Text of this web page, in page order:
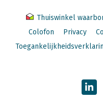
Thuiswinkel
Colofon
Privacy